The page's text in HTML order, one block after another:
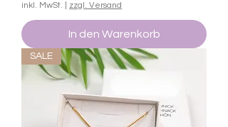
inkl. MwSt. zzgl. Versand
In den Warenkorb
SALE